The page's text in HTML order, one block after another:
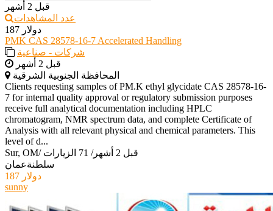
قبل 2 أشهر
عدد المشاهدات
187 دولار
PMK CAS 28578-16-7 Accelerated Handling
شركات - صناعية
قبل 2 أشهر
المحافظة الجنوبية الشرقية
Clients requesting samples of PM.K ethyl glycidate CAS 28578-16-
7 for internal quality approval or regulatory submission purposes
receive full analytical documentation including HPLC
chromatogram, NMR spectrum data, and complete Certificate of
Analysis with all relevant physical and chemical parameters. This
level of d...
Sur, OM/ قبل 2 أشهر / 71 الزيارات
سلطنةعمان
187 دولار
sunny